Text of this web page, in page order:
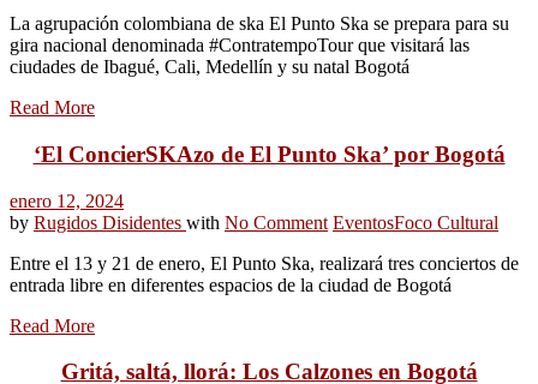
La agrupación colombiana de ska El Punto Ska se prepara para su
gira nacional denominada #ContratempoTour que visitará las
ciudades de Ibagué, Cali, Medellín y su natal Bogotá
Read More
‘El ConcierSKAzo de El Punto Ska’ por Bogotá
enero 12, 2024
by Rugidos Disidentes with No Comment EventosFoco Cultural
Entre el 13 y 21 de enero, El Punto Ska, realizará tres conciertos de
entrada libre en diferentes espacios de la ciudad de Bogotá
Read More
Gritá, saltá, llorá: Los Calzones en Bogotá